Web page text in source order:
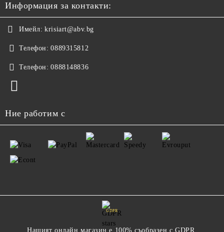
Информация за контакти:
Имейл: krisiart@abv.bg
Телефон: 0889315812
Телефон: 0888148836
Ние работим с
GDPR
Нашият онлайн магазин е 100% съобразен с GDPR.